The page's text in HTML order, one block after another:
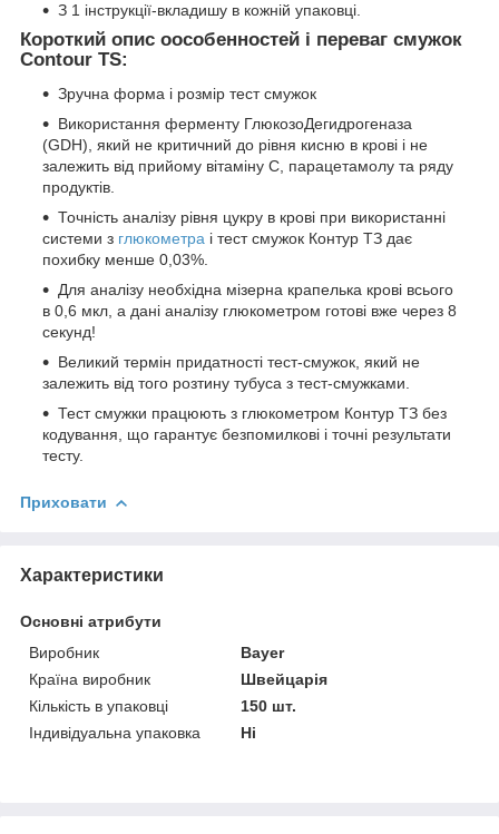
З 1 інструкції-вкладишу в кожній упаковці.
Короткий опис оособенностей і переваг смужок
Contour TS:
Зручна форма і розмір тест смужок
Використання ферменту ГлюкозоДегидрогеназа
(GDH), який не критичний до рівня кисню в крові і не
залежить від прийому вітаміну С, парацетамолу та ряду
продуктів.
Точність аналізу рівня цукру в крові при використанні
системи з глюкометра і тест смужок Контур ТЗ дає
похибку менше 0,03%.
Для аналізу необхідна мізерна крапелька крові всього
в 0,6 мкл, а дані аналізу глюкометром готові вже через 8
секунд!
Великий термін придатності тест-смужок, який не
залежить від того розтину тубуса з тест-смужками.
Тест смужки працюють з глюкометром Контур ТЗ без
кодування, що гарантує безпомилкові і точні результати
тесту.
Приховати
Характеристики
Основні атрибути
Виробник
Bayer
Країна виробник
Швейцарія
Кількість в упаковці
150 шт.
Індивідуальна упаковка
Ні